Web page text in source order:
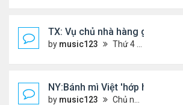
TX: Vụ chủ nhà hàng gốc
by music123 Thứ 4 Tháng 5 06, 2026 4:53 am
NY:Bánh mì Việt 'hớp hồn' thực
by music123 Chủ nhật Tháng 7 26, 2026 4:58 pm